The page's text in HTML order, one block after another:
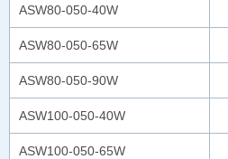
ASW80-050-40W
ASW80-050-65W
ASW80-050-90W
ASW100-050-40W
ASW100-050-65W